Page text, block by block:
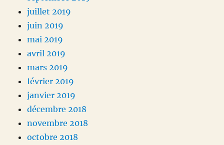
juillet 2019
juin 2019
mai 2019
avril 2019
mars 2019
février 2019
janvier 2019
décembre 2018
novembre 2018
octobre 2018